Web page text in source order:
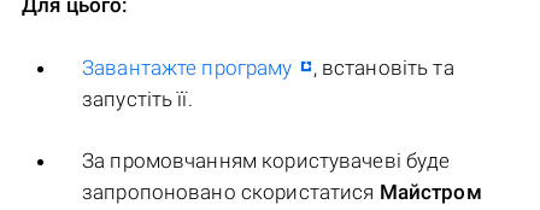
Для цього:
Завантажте програму
, встановіть та
запустіть її.
За промовчанням користувачеві буде
запропоновано скористатися Майстром